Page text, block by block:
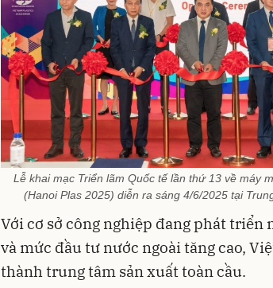
Lễ khai mạc Triển lãm Quốc tế lần thứ 13 về máy
(Hanoi Plas 2025) diễn ra sáng 4/6/2025 tại
Với cơ sở công nghiệp đang phát
và mức đầu tư nước ngoài tăng cao,
thành trung tâm sản xuất toàn cầu.